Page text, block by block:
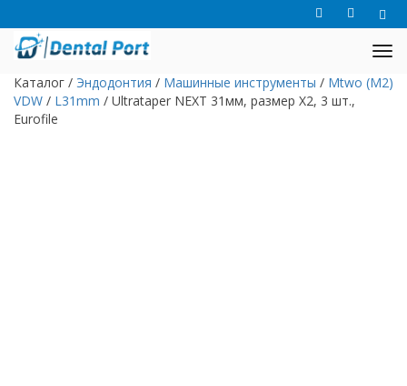
Каталог / Эндодонтия / Машинные инструменты / Mtwo (M2)
VDW / L31mm / Ultrataper NEXT 31мм, размер X2, 3 шт.,
Eurofile